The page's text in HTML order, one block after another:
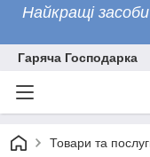
Найкращі
Гаряча Господарка
Товари та